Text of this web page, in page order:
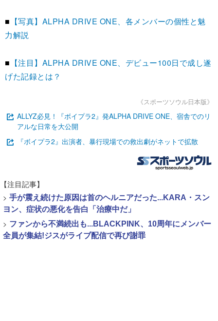
■ 【写真】ALPHA DRIVE ONE、各メンバーの個性と魅
力解説
■ 【注目】ALPHA DRIVE ONE、デビュー100日で成し遂
げた記録とは？
《スポーツソウル日本版》
ALLYZ必見！『ボイプラ2』発ALPHA DRIVE ONE、宿舎でのリ
アルな日常を大公開
『ボイプラ2』出演者、暴行現場での救出劇がネットで拡散
【注目記事】
> 手が震え続けた原因は首のヘルニアだった...KARA・スン
ヨン、症状の悪化を告白「治療中だ」
> ファンから不満続出も...BLACKPINK、10周年にメンバー
全員が集結!ジスがライブ配信で再び謝罪